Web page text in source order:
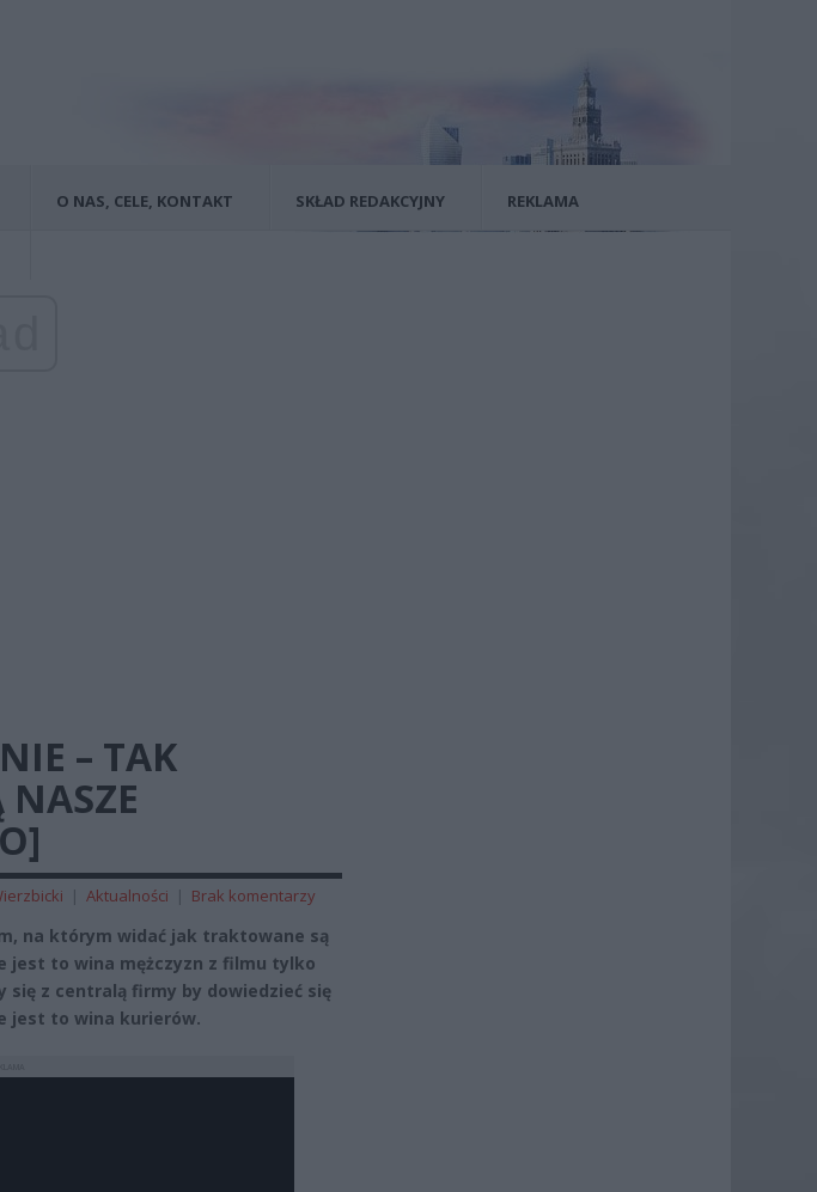
O NAS, CELE, KONTAKT SKŁAD REDAKCYJNY REKLAMA
– TAK
| Aktualności | Brak komentarzy
na którym widać jak traktowane są
jest to wina mężczyzn z filmu tylko
z centralą firmy by dowiedzieć się
jest to wina kurierów.